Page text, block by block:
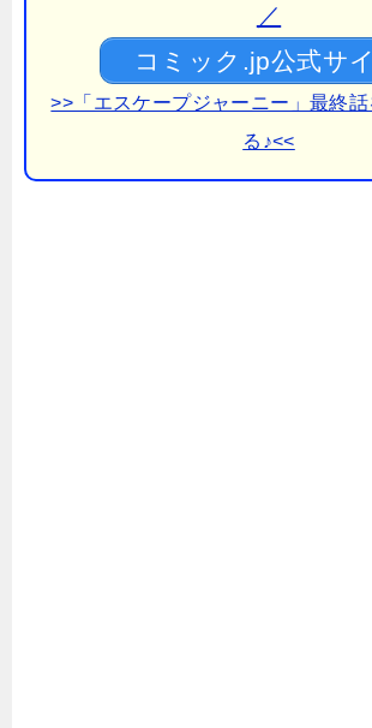
／
コミック.jp公式サ
>>「エスケープジャーニー」最終
る♪<<